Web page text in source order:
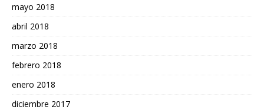
mayo 2018
abril 2018
marzo 2018
febrero 2018
enero 2018
diciembre 2017